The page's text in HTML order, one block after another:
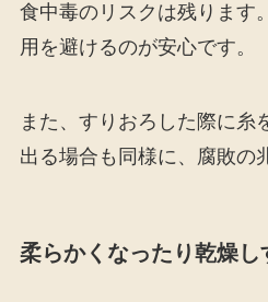
食中毒のリスクは残ります
用を避けるのが安心です。
また、すりおろした際に糸
出る場合も同様に、腐敗の
柔らかくなったり乾燥し